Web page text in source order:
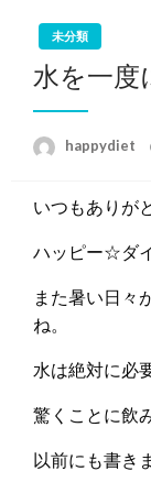
未分類
水を一度
happydiet
いつもありが
ハッピー☆ダ
また暑い日々
ね。
水は絶対に必
驚くことに飲
以前にも書き